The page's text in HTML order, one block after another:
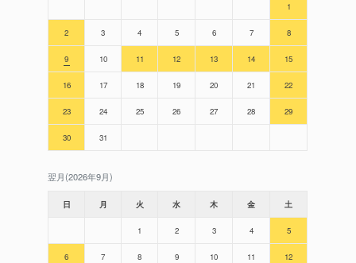
1
2 3 4 5 6 7 8
9 10 11 12 13 14 15
16 17 18 19 20 21 22
23 24 25 26 27 28 29
30 31
翌月(2026年9月)
日 月 火 水 木 金 土
1 2 3 4 5
6 7 8 9 10 11 12